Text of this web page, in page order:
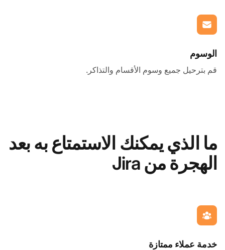
الوسوم
قم بترحيل جميع وسوم الأقسام والتذاكر.
ما الذي يمكنك الاستمتاع به بعد
الهجرة من Jira
خدمة عملاء ممتازة